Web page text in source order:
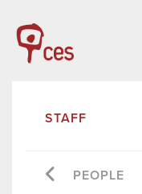
STAFF
PEOPLE